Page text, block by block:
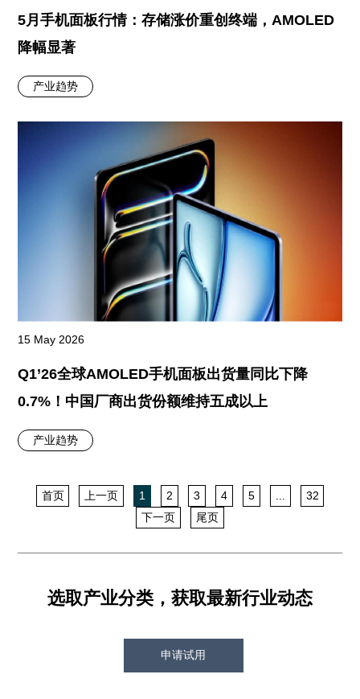
5月手机面板行情：存储涨价重创终端，AMOLED
降幅显著
产业趋势
15 May 2026
Q1’26全球AMOLED手机面板出货量同比下降
0.7%！中国厂商出货份额维持五成以上
产业趋势
首页 上一页 1 2 3 4 5
32
下一页
尾页
选取产业分类，获取最新行业动态
申请试用